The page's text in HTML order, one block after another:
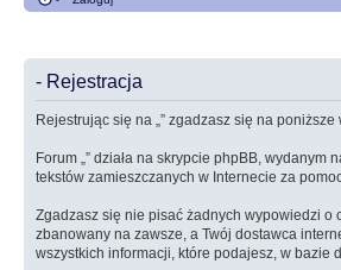
- Rejestracja
Rejestrując się na „” zgadzasz się na
Forum „” działa na skrypcie phpBB, wydanym
tekstów zamieszczanych w Internecie za
Zgadzasz się nie pisać żadnych wypowiedzi
zbanowany na zawsze, a Twój dostawca
wszystkich informacji, które podajesz, w bazie